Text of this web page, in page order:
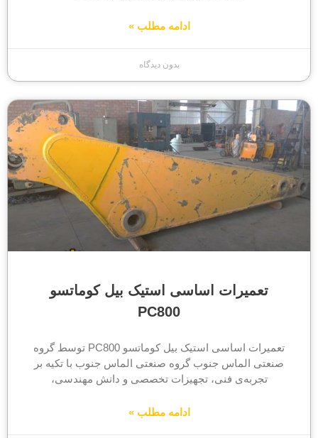
ادامه مطلب »
بدون دیدگاه
تعمیرات اساسی استیک بیل کوماتسو
PC800
تعمیرات اساسی استیک بیل کوماتسو PC800 توسط گروه
صنعتی الماس جنوب گروه صنعتی الماس جنوب با تکیه بر
تجربه‌ی فنی، تجهیزات تخصصی و دانش مهندسی،
ادامه مطلب »